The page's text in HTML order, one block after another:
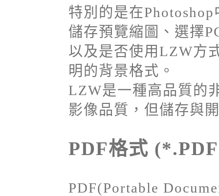
特別的是在Photoshop
儲存預覽縮圖、選擇
以及是否使用LZW方
明的背景格式。
LZW是一種高品質的
影像品質，但儲存與
PDF格式
PDF(Portable